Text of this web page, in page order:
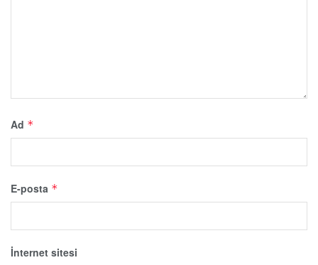
Ad *
E-posta *
İnternet sitesi